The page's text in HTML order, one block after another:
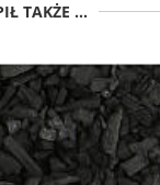
TAKŻE ...